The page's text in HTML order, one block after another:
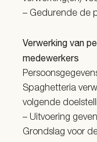
– Gedurende de
Verwerking van
medewerkers
Spaghetteria
volgende
– Uitvoering
Grondslag voor